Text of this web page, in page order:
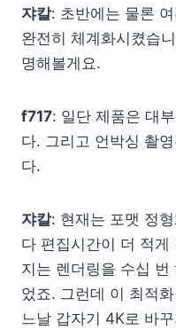
쟈칼: 초반에는 물론
완전히 체계화시켰습
명해볼게요.
f717: 일단 제품은 대
다. 그리고 언박싱 촬
다.
쟈칼: 현재는 포맷 정
다 편집시간이 더 적
지는 렌더링을 수십
었죠. 그런데 이 최적
느날 갑자기 4K로 바